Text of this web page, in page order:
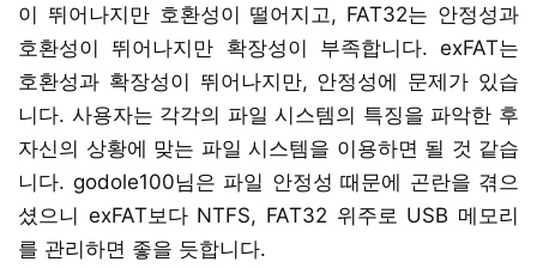
이 뛰어나지만 호환성이 떨어지고, FAT32는 안정성과
호환성이 뛰어나지만 확장성이 부족합니다. exFAT는
호환성과 확장성이 뛰어나지만, 안정성에 문제가 있습
니다. 사용자는 각각의 파일 시스템의 특징을 파악한 후
자신의 상황에 맞는 파일 시스템을 이용하면 될 것 같습
니다. godole100님은 파일 안정성 때문에 곤란을 겪으
셨으니 exFAT보다 NTFS, FAT32 위주로 USB 메모리
를 관리하면 좋을 듯합니다.